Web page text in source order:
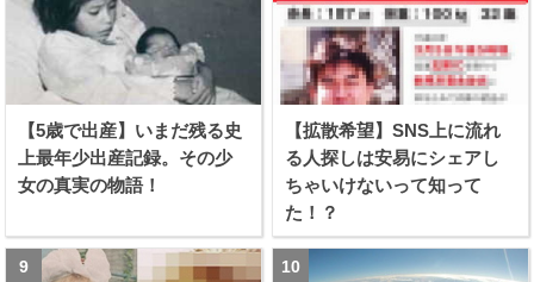
【5歳で出産】いまだ残る史
上最年少出産記録。その少
女の真実の物語！
【拡散希望】SNS上に流れ
る人探しは安易にシェアし
ちゃいけないって知って
た！？